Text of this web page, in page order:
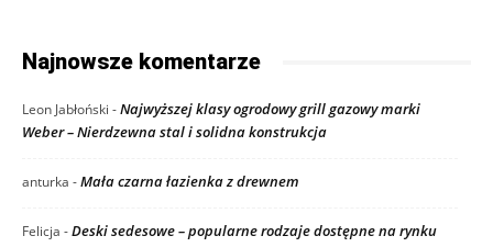
Najnowsze komentarze
Leon Jabłoński -Najwyższej klasy ogrodowy grill gazowy marki
Weber – Nierdzewna stal i solidna konstrukcja
anturka -Mała czarna łazienka z drewnem
Felicja -Deski sedesowe – popularne rodzaje dostępne na rynku